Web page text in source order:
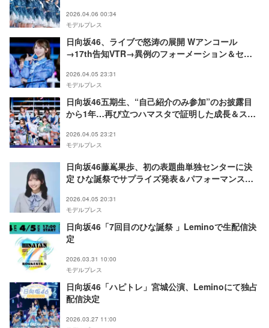
スト】
2026.04.06 00:34
モデルプレス
日向坂46、ライブで怒涛の展開 Wアンコール
→17th告知VTR→異例のフォーメーション＆セン
「サプライズすぎて腰抜かした」の声【7回目のひ
な誕祭】
2026.04.05 23:31
モデルプレス
日向坂46五期生、“自己紹介のみ参加”のお披露目
から1年…再び立つハマスタで証明した成長＆ステ
2026.04.05 23:21
モデルプレス
日向坂46藤嶌果歩、初の表題曲単独センターに決
定 ひな誕祭でサプライズ発表＆パフォーマンスに
2026.04.05 20:31
モデルプレス
日向坂46「7回目のひな誕祭 」Leminoで生配信決
定
2026.03.31 10:00
モデルプレス
日向坂46「ハピトレ」宮城公演、Leminoにて独占
配信決定
2026.03.27 11:00